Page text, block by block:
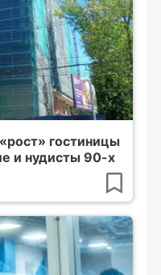
гостиницы
и нудисты 90-х